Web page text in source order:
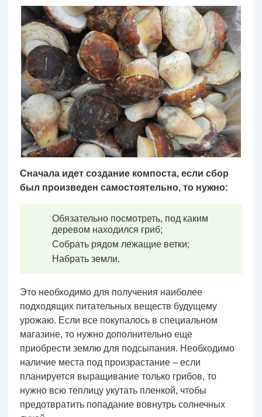
Сначала идет создание компоста, если сбор
был произведен самостоятельно, то нужно:
Обязательно посмотреть, под каким
деревом находился гриб;
Собрать рядом лежащие ветки;
Набрать земли.
Это необходимо для получения наиболее
подходящих питательных веществ будущему
урожаю. Если все покупалось в специальном
магазине, то нужно дополнительно еще
приобрести землю для подсыпания. Необходимо
наличие места под произрастание – если
планируется выращивание только грибов, то
нужно всю теплицу укутать пленкой, чтобы
предотвратить попадание вовнутрь солнечных